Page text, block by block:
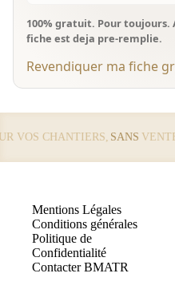
100% gratuit. Pour
fiche est deja pre-remplie.
Revendiquer ma fiche
VOS CHANTIERS,SANSVENTE
Mentions Légales
Conditions générales
Politique de
Confidentialité
Contacter BMATR